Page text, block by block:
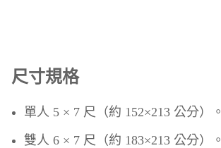
尺寸規格
單人 5 × 7 尺（約 152×213 公分）。
雙人 6 × 7 尺（約 183×213 公分）。